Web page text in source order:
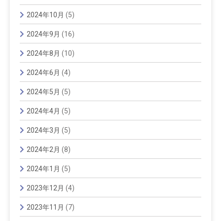
2024年10月 (5)
2024年9月 (16)
2024年8月 (10)
2024年6月 (4)
2024年5月 (5)
2024年4月 (5)
2024年3月 (5)
2024年2月 (8)
2024年1月 (5)
2023年12月 (4)
2023年11月 (7)